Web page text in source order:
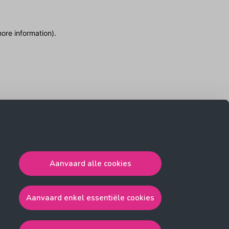
Aanvaard alle cookies
Aanvaard enkel essentiële cookies
information).